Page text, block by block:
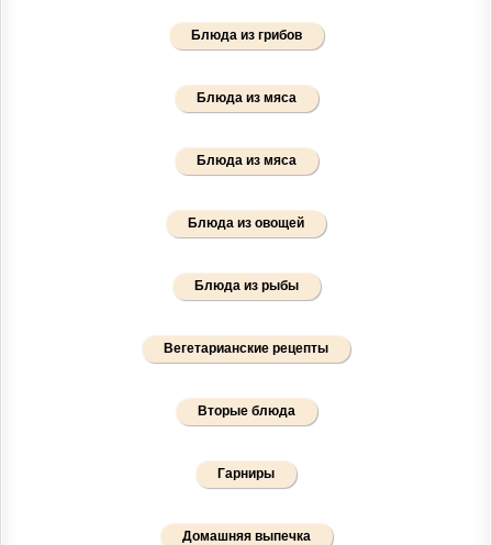
Блюда из грибов
Блюда из мяса
Блюда из мяса
Блюда из овощей
Блюда из рыбы
Вегетарианские рецепты
Вторые блюда
Гарниры
Домашняя выпечка